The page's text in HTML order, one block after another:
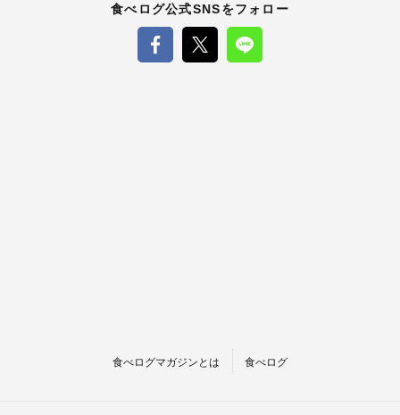
食べログ公式SNSをフォロー
食べログマガジンとは 食べログ